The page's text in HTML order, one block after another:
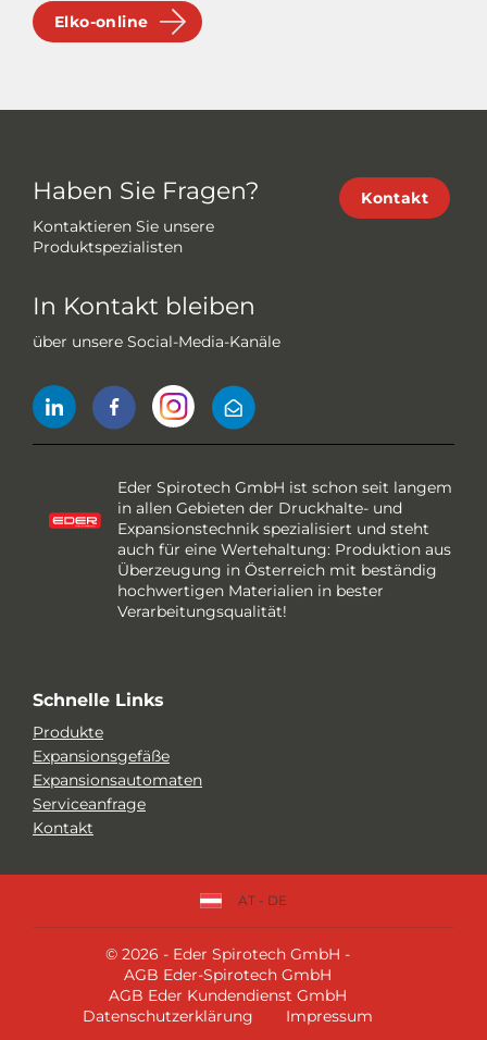
Elko-online
Haben Sie Fragen?
Kontaktieren Sie unsere
Produktspezialisten
Kontakt
In Kontakt bleiben
über unsere Social-Media-Kanäle
Eder Spirotech GmbH ist schon seit langem
in allen Gebieten der Druckhalte- und
Expansionstechnik spezialisiert und steht
auch für eine Wertehaltung: Produktion aus
Überzeugung in Österreich mit beständig
hochwertigen Materialien in bester
Verarbeitungsqualität!
Schnelle Links
Produkte
Expansionsgefäße
Expansionsautomaten
Serviceanfrage
Kontakt
© 2026 - Eder Spirotech GmbH -
AGB Eder-Spirotech GmbH
AGB Eder Kundendienst GmbH
Datenschutzerklärung
Impressum
AT - DE